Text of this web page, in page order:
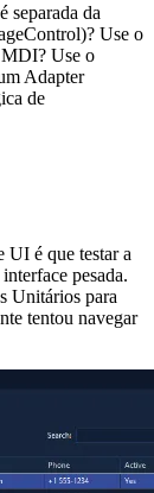
separada da
Use o
MDI? Use o
Adapter
de
UI é que testar a
pesada.
Unitários para
tentou navegar